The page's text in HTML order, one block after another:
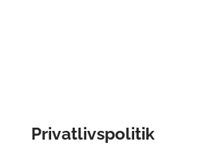
Privatlivspolitik